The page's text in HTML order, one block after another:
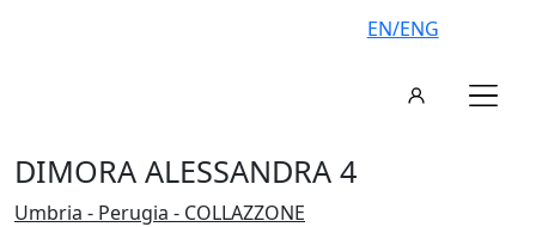
EN/ENG
DIMORA ALESSANDRA 4
Umbria - Perugia - COLLAZZONE